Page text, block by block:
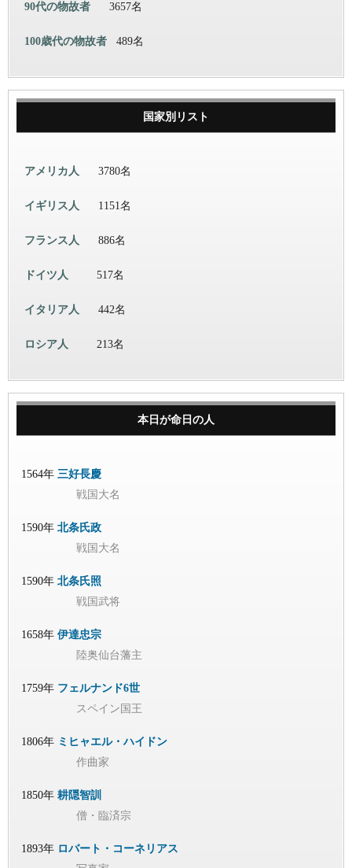
90代の物故者 3657名
100歳代の物故者 489名
国家別リスト
アメリカ人 3780名
イギリス人 1151名
フランス人 886名
ドイツ人 517名
イタリア人 442名
ロシア人 213名
本日が命日の人
1564年 三好長慶
戦国大名
1590年 北条氏政
戦国大名
1590年 北条氏照
戦国武将
1658年 伊達忠宗
陸奥仙台藩主
1759年 フェルナンド6世
スペイン国王
1806年 ミヒャエル・ハイドン
作曲家
1850年 耕隠智訓
僧・臨済宗
1893年 ロバート・コーネリアス